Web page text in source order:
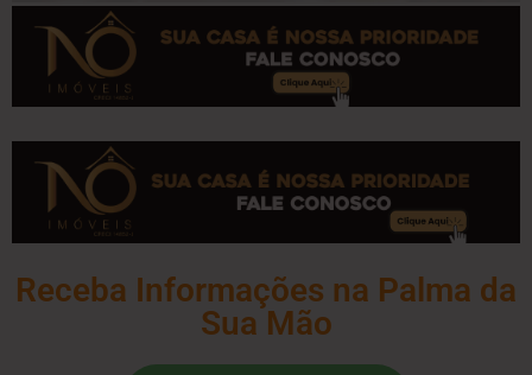
Receba Informações na Palma da
Sua Mão